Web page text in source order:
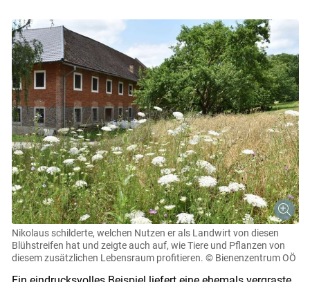
Nikolaus schilderte, welchen Nutzen er als Landwirt von diesen
Blühstreifen hat und zeigte auch auf, wie Tiere und Pflanzen von
diesem zusätzlichen Lebensraum profitieren. © Bienenzentrum OÖ